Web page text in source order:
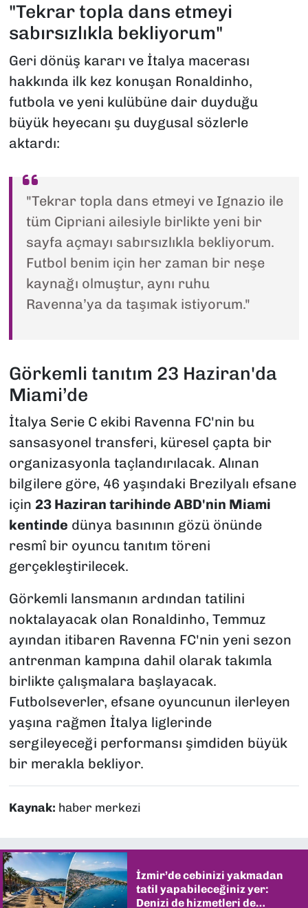
"Tekrar topla dans etmeyi
sabırsızlıkla bekliyorum"
Geri dönüş kararı ve İtalya macerası
hakkında ilk kez konuşan Ronaldinho,
futbola ve yeni kulübüne dair duyduğu
büyük heyecanı şu duygusal sözlerle
aktardı:
"Tekrar topla dans etmeyi ve Ignazio ile
tüm Cipriani ailesiyle birlikte yeni bir
sayfa açmayı sabırsızlıkla bekliyorum.
Futbol benim için her zaman bir neşe
kaynağı olmuştur, aynı ruhu
Ravenna’ya da taşımak istiyorum."
Görkemli tanıtım 23 Haziran'da
Miami’de
İtalya Serie C ekibi Ravenna FC'nin bu
sansasyonel transferi, küresel çapta bir
organizasyonla taçlandırılacak. Alınan
bilgilere göre, 46 yaşındaki Brezilyalı efsane
için 23 Haziran tarihinde ABD'nin Miami
kentinde dünya basınının gözü önünde
resmî bir oyuncu tanıtım töreni
gerçekleştirilecek.
Görkemli lansmanın ardından tatilini
noktalayacak olan Ronaldinho, Temmuz
ayından itibaren Ravenna FC'nin yeni sezon
antrenman kampına dahil olarak takımla
birlikte çalışmalara başlayacak.
Futbolseverler, efsane oyuncunun ilerleyen
yaşına rağmen İtalya liglerinde
sergileyeceği performansı şimdiden büyük
bir merakla bekliyor.
Kaynak: haber merkezi
İzmir’de cebinizi yakmadan
tatil yapabileceğiniz yer:
Denizi de hizmetleri de